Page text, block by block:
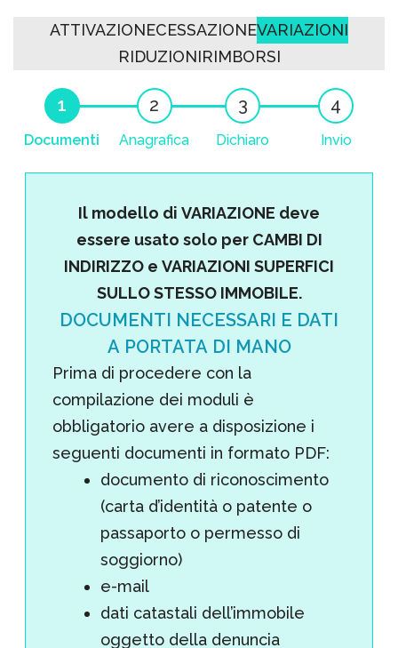
ATTIVAZIONECESSAZIONEVARIAZIONI
RIDUZIONIRIMBORSI
Documenti Anagrafica Dichiaro Invio
Il modello di VARIAZIONE deve
essere usato solo per CAMBI DI
INDIRIZZO e VARIAZIONI SUPERFICI
SULLO STESSO IMMOBILE.
DOCUMENTI NECESSARI E DATI
A PORTATA DI MANO
Prima di procedere con la
compilazione dei moduli è
obbligatorio avere a disposizione i
seguenti documenti in formato PDF:
documento di riconoscimento
(carta d’identità o patente o
passaporto o permesso di
soggiorno)
e-mail
dati catastali dell’immobile
oggetto della denuncia